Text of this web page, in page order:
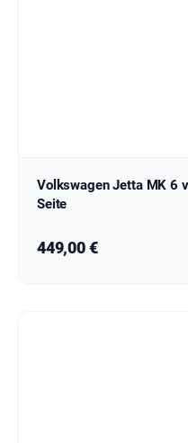
Volkswagen Jetta MK 6
Seite
Regulärer Preis:
449,00 €